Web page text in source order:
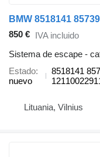
BMW 8518141
850 € IVA incluido
Sistema de escape -
Estado
nuevo
8518141
Lituania, Vilnius